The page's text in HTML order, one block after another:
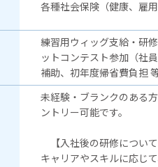
各種社会保険（健康、雇
練習用ウィッグ支給・研
ットコンテスト参加（社
補助、初年度帰省費負担
未経験・ブランクのある
ントリー可能です。
【入社後の研修について
キャリアやスキルに応じ